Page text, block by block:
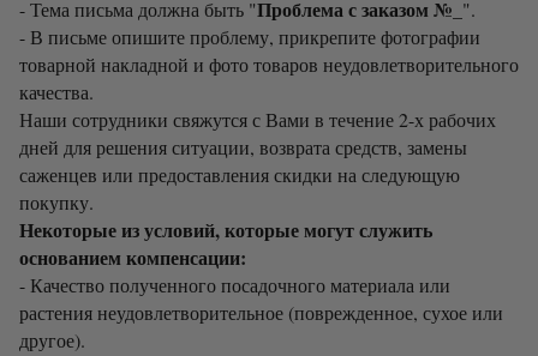
- Тема письма должна быть "Проблема с заказом №_ ".
- В письме опишите проблему, прикрепите фотографии
товарной накладной и фото товаров неудовлетворительного
качества.
Наши сотрудники свяжутся с Вами в течение 2-х рабочих
дней для решения ситуации, возврата средств, замены
саженцев или предоставления скидки на следующую
покупку.
Некоторые из условий, которые могут служить
основанием компенсации:
- Качество полученного посадочного материала или
растения неудовлетворительное (поврежденное, сухое или
другое).